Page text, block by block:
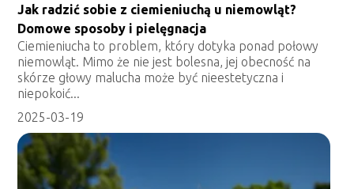
Jak radzić sobie z ciemieniuchą u niemowląt?
Domowe sposoby i pielęgnacja
Ciemieniucha to problem, który dotyka ponad połowy
niemowląt. Mimo że nie jest bolesna, jej obecność na
skórze głowy malucha może być nieestetyczna i
niepokoić...
2025-03-19